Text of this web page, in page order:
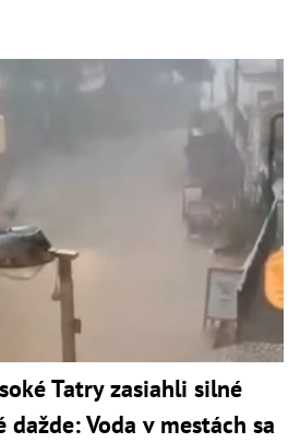
Tatry zasiahli silné
Voda v mestách sa